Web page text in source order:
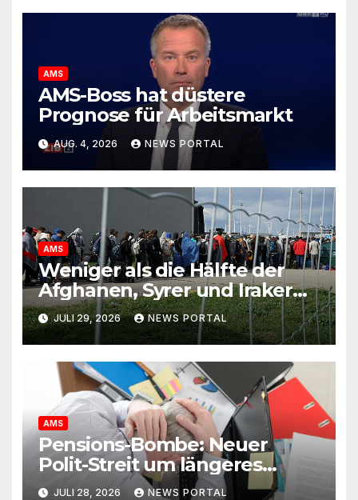
AMS
AMS-Boss hat düstere
Prognose für Arbeitsmarkt
AUG. 4, 2026 NEWS PORTAL
AMS
Weniger als die Hälfte der
Afghanen, Syrer und Iraker
erwerbstätig
JULI 29, 2026 NEWS PORTAL
AMS
Pensions-Bombe: Neuer
Polit-Streit um längeres
Arbeiten
JULI 28, 2026 NEWS PORTAL